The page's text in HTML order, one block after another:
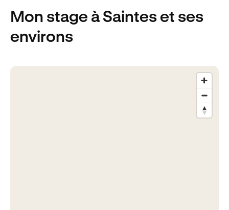
Mon stage à Sainteset ses
environs